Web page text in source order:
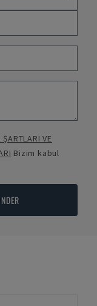
VE
Bizim kabul